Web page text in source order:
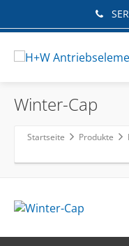
Winter-Cap
Startseite Produkte